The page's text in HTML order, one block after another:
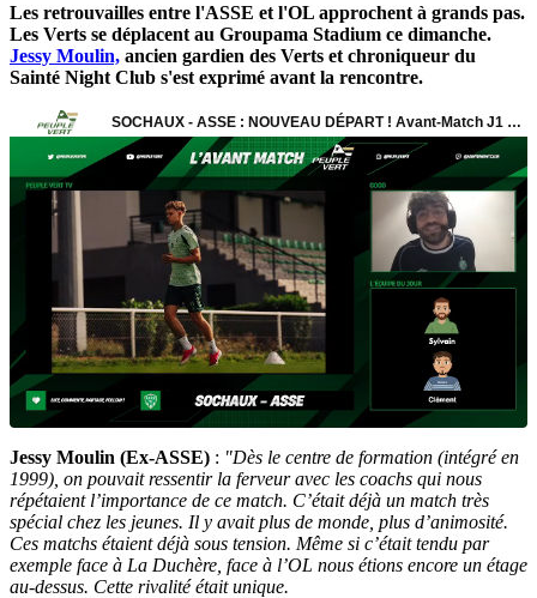
Les retrouvailles entre l'ASSE et l'OL approchent à grands pas.
Les Verts se déplacent au Groupama Stadium ce dimanche.
Jessy Moulin, ancien gardien des Verts et chroniqueur du
Sainté Night Club s'est exprimé avant la rencontre.
Jessy Moulin (Ex-ASSE) : "Dès le centre de formation (intégré en
1999), on pouvait ressentir la ferveur avec les coachs qui nous
répétaient l’importance de ce match. C’était déjà un match très
spécial chez les jeunes. Il y avait plus de monde, plus d’animosité.
Ces matchs étaient déjà sous tension. Même si c’était tendu par
exemple face à La Duchère, face à l’OL nous étions encore un étage
au-dessus. Cette rivalité était unique.